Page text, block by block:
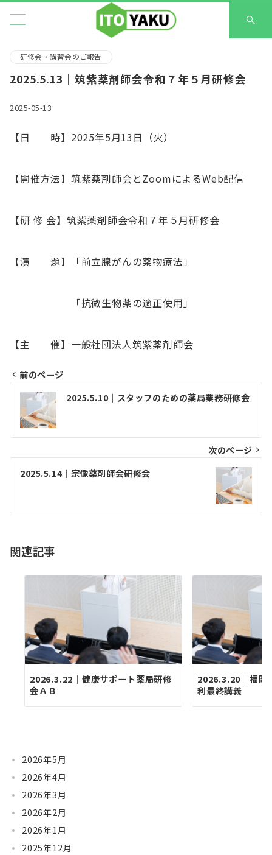
研修会・講習会のご報告
2025.5.13｜筑紫薬剤師会令和７年５月研修会
2025-05-13
【日 時】2025年5月13日（火）
【開催方法】筑紫薬剤師会とZoomによるWeb配信
【研 修 会】筑紫薬剤師会令和７年５月研修会
【演 題】「前立腺がんの薬物療法」
「抗微生物薬の適正使用」
【主 催】一般社団法人筑紫薬剤師会
投
稿
ナ
ビ
ゲ
シ
ン
前のページ
2025.5.10｜スタッフのための薬局業務研修会
次のページ
2025.5.14｜宗像薬剤師会研修会
関連記事
2026.3.22｜健康サポート薬局研修
会ＡＢ
2026.3.20｜福岡
利最終講義
2026年5月
2026年4月
2026年3月
2026年2月
2026年1月
2025年12月